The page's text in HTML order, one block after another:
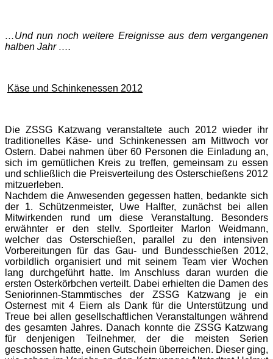
…Und nun noch weitere Ereignisse aus dem vergangenen
halben Jahr ….
Käse und Schinkenessen 2012
Die ZSSG Katzwang veranstaltete auch 2012 wieder ihr
traditionelles Käse- und Schinkenessen am Mittwoch vor
Ostern. Dabei nahmen über 60 Personen die Einladung an,
sich im gemütlichen Kreis zu treffen, gemeinsam zu essen
und schließlich die Preisverteilung des Osterschießens 2012
mitzuerleben.
Nachdem die Anwesenden gegessen hatten, bedankte sich
der 1. Schützenmeister, Uwe Halfter, zunächst bei allen
Mitwirkenden rund um diese Veranstaltung. Besonders
erwähnter er den stellv. Sportleiter Marlon Weidmann,
welcher das Osterschießen, parallel zu den intensiven
Vorbereitungen für das Gau- und Bundesschießen 2012,
vorbildlich organisiert und mit seinem Team vier Wochen
lang durchgeführt hatte. Im Anschluss daran wurden die
ersten Osterkörbchen verteilt. Dabei erhielten die Damen des
Seniorinnen-Stammtisches der ZSSG Katzwang je ein
Osternest mit 4 Eiern als Dank für die Unterstützung und
Treue bei allen gesellschaftlichen Veranstaltungen während
des gesamten Jahres. Danach konnte die ZSSG Katzwang
für denjenigen Teilnehmer, der die meisten Serien
geschossen hatte, einen Gutschein überreichen. Dieser ging,